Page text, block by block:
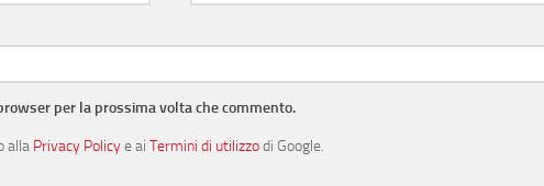
per la prossima volta che commento.
alla Privacy Policye ai Termini di utilizzodi Google.